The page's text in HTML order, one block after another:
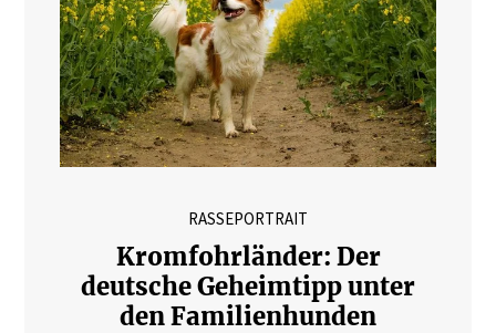
RASSEPORTRAIT
Kromfohrländer: Der
deutsche Geheimtipp unter
den Familienhunden